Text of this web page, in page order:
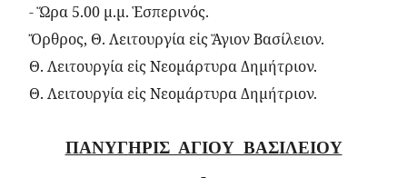
- Ὥρα 5.00 μ.μ. Ἑσπερινός.
Ὄρθρος, Θ. Λειτουργία εἰς Ἅγιον Βασίλειον.
Θ. Λειτουργία εἰς Νεομάρτυρα Δημήτριον.
Θ. Λειτουργία εἰς Νεομάρτυρα Δημήτριον.
ΠΑΝΥΓΗΡΙΣ ΑΓΙΟΥ ΒΑΣΙΛΕΙΟΥ